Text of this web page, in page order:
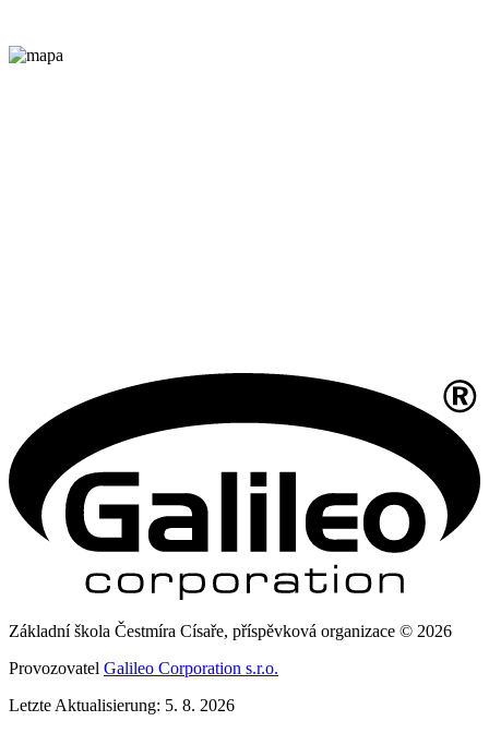
Základní škola Čestmíra Císaře, příspěvková organizace © 2026
Provozovatel Galileo Corporation s.r.o.
Letzte Aktualisierung: 5. 8. 2026